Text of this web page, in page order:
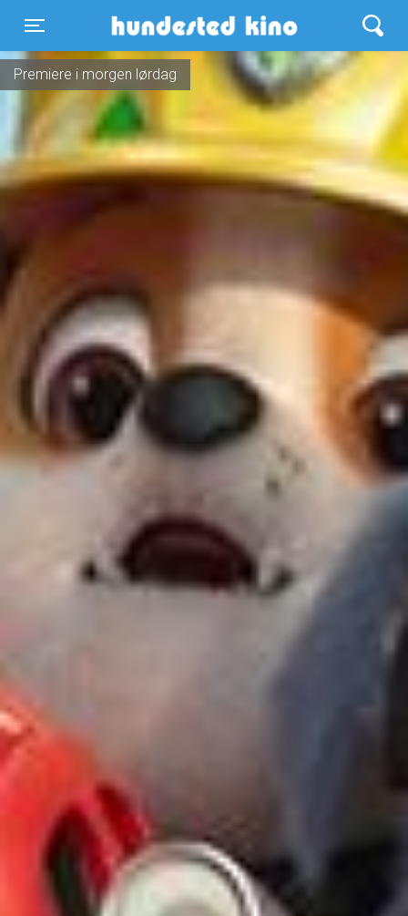
Toggle navigation
Hundested Kino
Premiere i morgen lørdag